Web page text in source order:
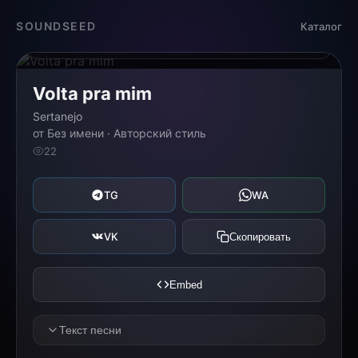
SOUNDSEED Каталог
Volta pra mim
Sertanejo
от Без имени · Авторский стиль
22
TG WA
VK Скопировать
Embed
Текст песни